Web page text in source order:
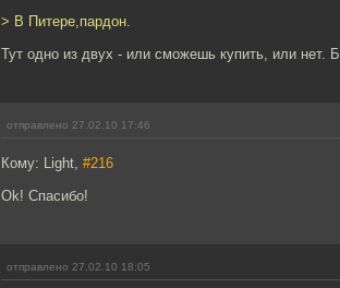
> В Питере,пардон.
Тут одно из двух - или сможешь купить, или нет.
отправлено 27.02.10 17:46
Кому: Light, #216
Ok! Спасибо!
отправлено 27.02.10 18:05